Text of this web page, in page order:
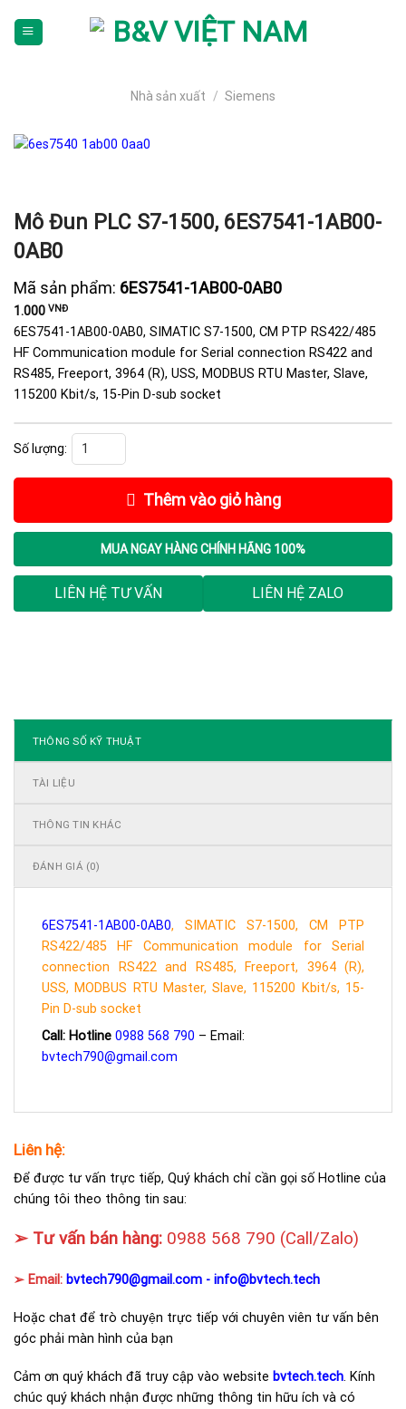
Nhà sản xuất / Siemens
Mô Đun PLC S7-1500, 6ES7541-1AB00-
0AB0
Mã sản phẩm: 6ES7541-1AB00-0AB0
1.000 VNĐ
6ES7541-1AB00-0AB0, SIMATIC S7-1500, CM PTP RS422/485
HF Communication module for Serial connection RS422 and
RS485, Freeport, 3964 (R), USS, MODBUS RTU Master, Slave,
115200 Kbit/s, 15-Pin D-sub socket
Mô đun PLC S7-1500, 6ES7541-1AB00-0AB0 số lượng
Thêm vào giỏ hàng
MUA NGAY HÀNG CHÍNH HÃNG 100%
LIÊN HỆ TƯ VẤN LIÊN HỆ ZALO
THÔNG SỐ KỸ THUẬT
TÀI LIỆU
THÔNG TIN KHÁC
ĐÁNH GIÁ (0)
6ES7541-1AB00-0AB0, SIMATIC S7-1500, CM PTP
RS422/485 HF Communication module for Serial
connection RS422 and RS485, Freeport, 3964 (R),
USS, MODBUS RTU Master, Slave, 115200 Kbit/s, 15-
Pin D-sub socket
Call: Hotline 0988 568 790 – Email:
bvtech790@gmail.com
Liên hệ:
Để được tư vấn trực tiếp, Quý khách chỉ cần gọi số Hotline của
chúng tôi theo thông tin sau:
➢ Tư vấn bán hàng: 0988 568 790 (Call/Zalo)
➢ Email: bvtech790@gmail.com - info@bvtech.tech
Hoặc chat để trò chuyện trực tiếp với chuyên viên tư vấn bên
góc phải màn hình của bạn
Cảm ơn quý khách đã truy cập vào website bvtech.tech. Kính
chúc quý khách nhận được những thông tin hữu ích và có